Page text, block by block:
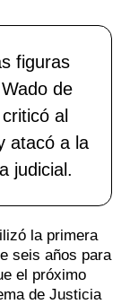
figuras
de
al
atacó a la
judicial.
la primera
seis años para
el próximo
de Justicia